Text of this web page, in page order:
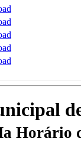
Horário